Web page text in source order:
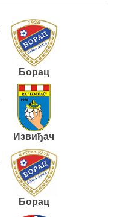
Борац
Извиђач
Борац